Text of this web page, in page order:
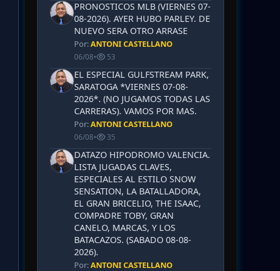
PRONOSTICOS MLB (VIERNES 07-
08-2026). AYER HUBO PARLEY. DE
NUEVO SERA OTRO ARRASE
Por:ANTONI CASTELLANO
06/08• 53
EL ESPECIAL GULFSTREAM PARK,
SARATOGA *VIERNES 07-08-
2026*. (NO JUGAMOS TODAS LAS
CARRERAS). VAMOS POR MAS.
Por:ANTONI CASTELLANO
06/08• 35
DATAZO HIPODROMO VALENCIA.
LISTA JUGADAS CLAVES,
ESPECIALES AL ESTILO SNOW
SENSATION, LA BATALLADORA,
EL GRAN BRICELIO, THE ISAAC,
COMPADRE TOBY, GRAN
CANELO, MARCAS, Y LOS
BATACAZOS. (SABADO 08-08-
2026).
Por:ANTONI CASTELLANO